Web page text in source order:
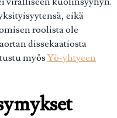
eikä
roolista ole
dissekaatiosta
myösYö-yhtyeen